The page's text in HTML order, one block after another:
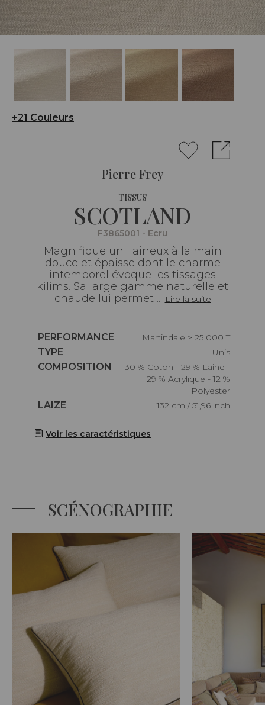
+21 Couleurs
Pierre Frey
TISSUS
SCOTLAND
F3865001 - Ecru
Magnifique uni laineux à la main
douce et épaisse dont le charme
intemporel évoque les tissages
kilims. Sa large gamme naturelle et
chaude lui permet ... Lire la suite
Caractéristiques
PERFORMANCE
Martindale > 25 000 T
Caractéristiques
TYPE
Unis
Caractéristiques
COMPOSITION
30 % Coton - 29 % Laine -
29 % Acrylique - 12 %
Polyester
Caractéristiques
LAIZE 132 cm / 51,96 inch
Voir les caractéristiques
SCÉNOGRAPHIE